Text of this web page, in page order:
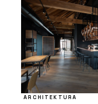
ARCHITEKTURA